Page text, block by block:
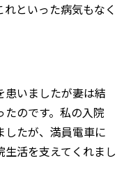
といった病気もなく
患いましたが妻は結
のです。私の入院
したが、満員電車に
活を支えてくれまし